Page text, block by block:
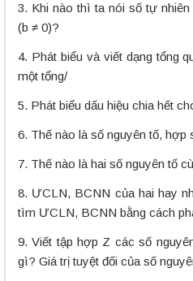
3. Khi nào thì ta nói số tự
(b ≠ 0)?
4. Phát biểu và viết dạng tổng
một tổng/
5. Phát biểu dấu hiệu chia hết
6. Thế nào là số nguyên tố, hợp
7. Thế nào là hai số nguyên tố
8. ƯCLN, BCNN của hai hay
tìm ƯCLN, BCNN bằng cách
9. Viết tập hợp Z các số
gì? Giá trị tuyệt đối của số